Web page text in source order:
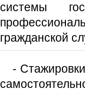
системы
гражданской
-